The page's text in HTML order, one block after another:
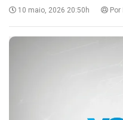
10 maio, 2026 20:50h Por